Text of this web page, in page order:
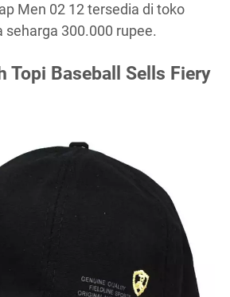
Men 02 12 tersedia di toko
seharga 300.000 rupee.
Topi Baseball Sells Fiery